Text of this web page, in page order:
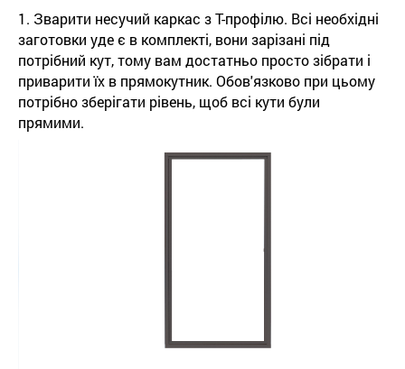
1. Зварити несучий каркас з Т-профілю. Всі необхідні
заготовки уде є в комплекті, вони зарізані під
потрібний кут, тому вам достатньо просто зібрати і
приварити їх в прямокутник. Обов'язково при цьому
потрібно зберігати рівень, щоб всі кути були
прямими.